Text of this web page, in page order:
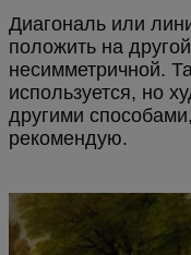
Диагональ или
положить на
несимметричной.
используется, но
другими
рекомендую.